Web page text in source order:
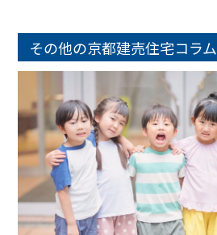
その他の京都建売住宅コラム